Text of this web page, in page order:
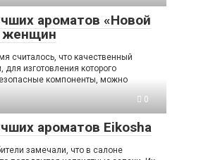
ароматов «Новой
женщин
считалось, что качественный
изготовления которого
компоненты, можно
0
ароматов Eikosha
замечали, что в салоне